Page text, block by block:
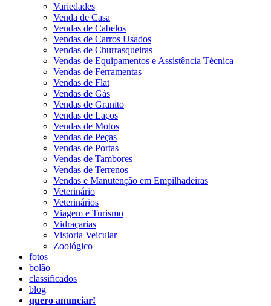
Variedades
Venda de Casa
Vendas de Cabelos
Vendas de Carros Usados
Vendas de Churrasqueiras
Vendas de Equipamentos e Assistência Técnica
Vendas de Ferramentas
Vendas de Flat
Vendas de Gás
Vendas de Granito
Vendas de Laços
Vendas de Motos
Vendas de Peças
Vendas de Portas
Vendas de Tambores
Vendas de Terrenos
Vendas e Manutenção em Empilhadeiras
Veterinário
Veterinários
Viagem e Turismo
Vidraçarias
Vistoria Veicular
Zoológico
fotos
bolão
classificados
blog
quero anunciar!